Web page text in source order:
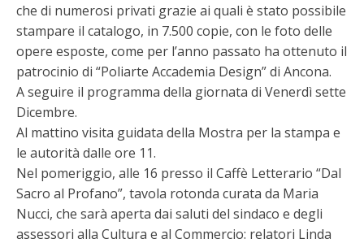
che di numerosi privati grazie ai quali è stato possibile
stampare il catalogo, in 7.500 copie, con le foto delle
opere esposte, come per l’anno passato ha ottenuto il
patrocinio di “Poliarte Accademia Design” di Ancona.
A seguire il programma della giornata di Venerdì sette
Dicembre.
Al mattino visita guidata della Mostra per la stampa e
le autorità dalle ore 11.
Nel pomeriggio, alle 16 presso il Caffè Letterario “Dal
Sacro al Profano”, tavola rotonda curata da Maria
Nucci, che sarà aperta dai saluti del sindaco e degli
assessori alla Cultura e al Commercio: relatori Linda